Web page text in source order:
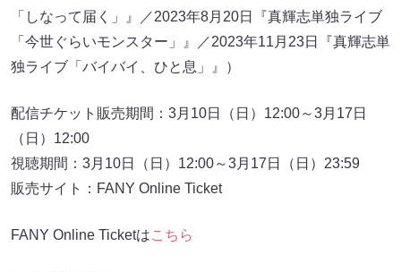
「しなって届く」』／2023年8月20日『真輝志単独ライブ
「今世ぐらいモンスター」』／2023年11月23日『真輝志単
独ライブ「バイバイ、ひと息」』）
配信チケット販売期間：3月10日（日）12:00～3月17日
（日）12:00
視聴期間：3月10日（日）12:00～3月17日（日）23:59
販売サイト：FANY Online Ticket
FANY Online Ticketはこちら